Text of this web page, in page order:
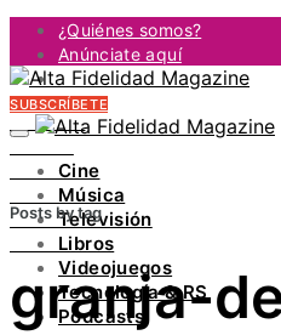
¿Quiénes somos?
Anúnciate aquí
Contacto
FACEBOOK
INSTAGRAM
PINTEREST
YOUTUBE
LINKEDIN
SUBSCRÍBETE
Cine
Música
Televisión
Libros
Videojuegos
Tecnología & RS
Podcasts
Posts by tag
granja-